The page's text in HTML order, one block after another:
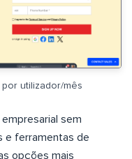
utilizador/mês
sem
e ferramentas de
opções mais